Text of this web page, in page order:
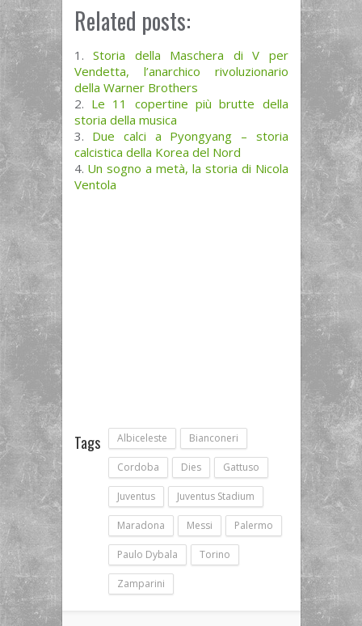
Related posts:
Storia della Maschera di V per
Vendetta, l’anarchico rivoluzionario
della Warner Brothers
Le 11 copertine più brutte della
storia della musica
Due calci a Pyongyang – storia
calcistica della Korea del Nord
Un sogno a metà, la storia di Nicola
Ventola
Tags Albiceleste Bianconeri
Cordoba Dies Gattuso
Juventus Juventus Stadium
Maradona Messi Palermo
Paulo Dybala Torino
Zamparini